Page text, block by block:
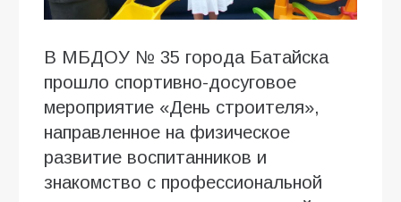
В МБДОУ № 35 города Батайска
прошло спортивно-досуговое
мероприятие «День строителя»,
направленное на физическое
развитие воспитанников и
знакомство с профессиональной